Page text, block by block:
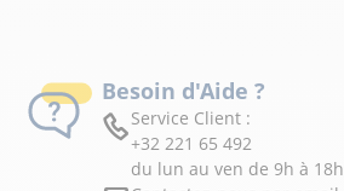
Besoin d'Aide ?
Service Client :
+32 221 65 492
du lun au ven de 9h à 18h